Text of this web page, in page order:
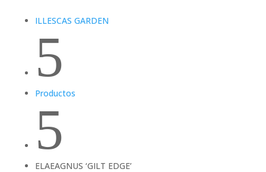
ILLESCAS GARDEN
5
Productos
5
ELAEAGNUS ‘GILT EDGE’